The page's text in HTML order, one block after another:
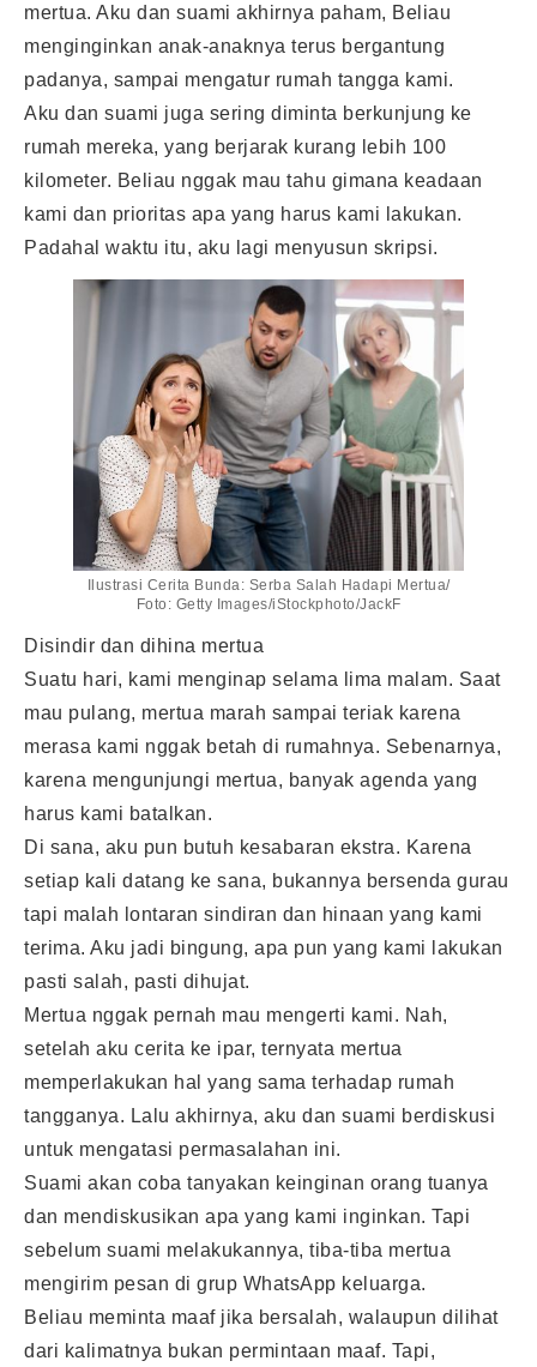
mertua. Aku dan suami akhirnya paham, Beliau
menginginkan anak-anaknya terus bergantung
padanya, sampai mengatur rumah tangga kami.
Aku dan suami juga sering diminta berkunjung ke
rumah mereka, yang berjarak kurang lebih 100
kilometer. Beliau nggak mau tahu gimana keadaan
kami dan prioritas apa yang harus kami lakukan.
Padahal waktu itu, aku lagi menyusun skripsi.
Ilustrasi Cerita Bunda: Serba Salah Hadapi Mertua/
Foto: Getty Images/iStockphoto/JackF
Disindir dan dihina mertua
Suatu hari, kami menginap selama lima malam. Saat
mau pulang, mertua marah sampai teriak karena
merasa kami nggak betah di rumahnya. Sebenarnya,
karena mengunjungi mertua, banyak agenda yang
harus kami batalkan.
Di sana, aku pun butuh kesabaran ekstra. Karena
setiap kali datang ke sana, bukannya bersenda gurau
tapi malah lontaran sindiran dan hinaan yang kami
terima. Aku jadi bingung, apa pun yang kami lakukan
pasti salah, pasti dihujat.
Mertua nggak pernah mau mengerti kami. Nah,
setelah aku cerita ke ipar, ternyata mertua
memperlakukan hal yang sama terhadap rumah
tangganya. Lalu akhirnya, aku dan suami berdiskusi
untuk mengatasi permasalahan ini.
Suami akan coba tanyakan keinginan orang tuanya
dan mendiskusikan apa yang kami inginkan. Tapi
sebelum suami melakukannya, tiba-tiba mertua
mengirim pesan di grup WhatsApp keluarga.
Beliau meminta maaf jika bersalah, walaupun dilihat
dari kalimatnya bukan permintaan maaf. Tapi,